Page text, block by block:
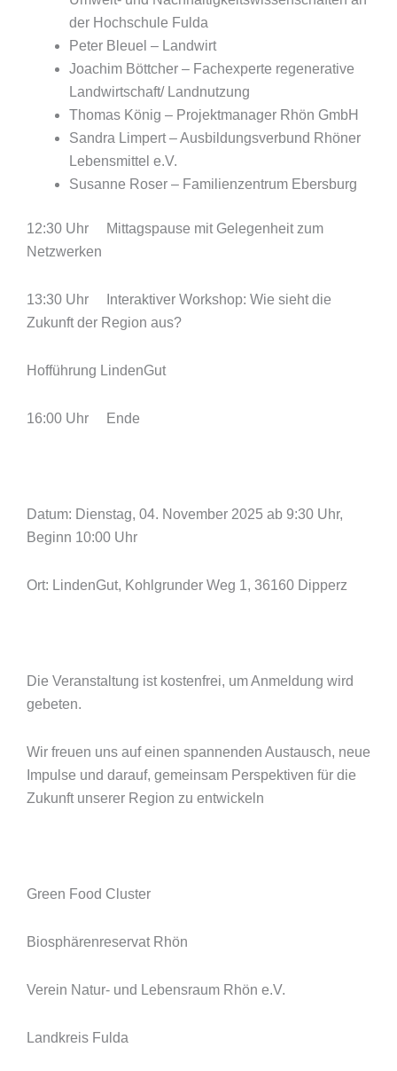
der Hochschule Fulda
Peter Bleuel – Landwirt
Joachim Böttcher – Fachexperte regenerative
Landwirtschaft/ Landnutzung
Thomas König – Projektmanager Rhön GmbH
Sandra Limpert – Ausbildungsverbund Rhöner
Lebensmittel e.V.
Susanne Roser – Familienzentrum Ebersburg
12:30 Uhr Mittagspause mit Gelegenheit zum
Netzwerken
13:30 Uhr Interaktiver Workshop: Wie sieht die
Zukunft der Region aus?
Hofführung LindenGut
16:00 Uhr Ende
Datum: Dienstag, 04. November 2025 ab 9:30 Uhr,
Beginn 10:00 Uhr
Ort: LindenGut, Kohlgrunder Weg 1, 36160 Dipperz
Die Veranstaltung ist kostenfrei, um Anmeldung wird
gebeten.
Wir freuen uns auf einen spannenden Austausch, neue
Impulse und darauf, gemeinsam Perspektiven für die
Zukunft unserer Region zu entwickeln
Green Food Cluster
Biosphärenreservat Rhön
Verein Natur- und Lebensraum Rhön e.V.
Landkreis Fulda